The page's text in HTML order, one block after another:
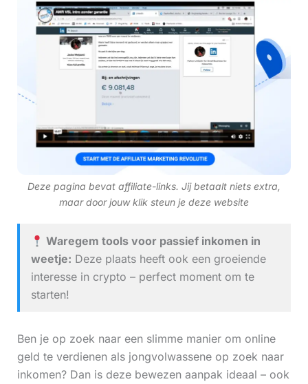
Deze pagina bevat affiliate-links. Jij betaalt niets extra,
maar door jouw klik steun je deze website
Waregem tools voor passief inkomen in
weetje: Deze plaats heeft ook een groeiende
interesse in crypto – perfect moment om te
starten!
Ben je op zoek naar een slimme manier om online
geld te verdienen als jongvolwassene op zoek naar
inkomen? Dan is deze bewezen aanpak ideaal – ook